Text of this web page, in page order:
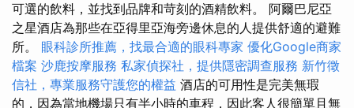
可選的飲料，並找到品牌和苛刻的酒精飲料。 阿爾巴尼亞
之星酒店為那些在亞得里亞海旁邊休息的人提供舒適的避難
所。 眼科診所推薦，找最合適的眼科專家 優化Google商家
檔案 沙鹿按摩服務 私家偵探社，提供隱密調查服務 新竹徵
信社，專業服務守護您的權益 酒店的可用性是完美無瑕
的，因為當地機場只有半小時的車程，因此客人很簡單且無